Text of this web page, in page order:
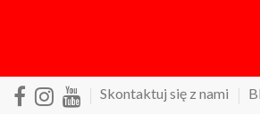
Skontaktuj się z nami